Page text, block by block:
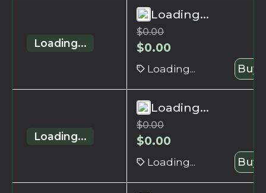
Loading...
Loading...
$0.00
$0.00
Loading... Buy
Loading...
Loading...
$0.00
$0.00
Loading... Buy